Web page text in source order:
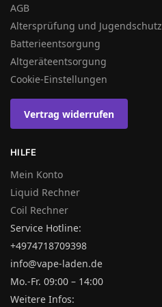
AGB
Altersprüfung und Jugendschutz
Batterieentsorgung
Altgeräteentsorgung
Cookie-Einstellungen
Vertrag widerrufen
HILFE
Mein Konto
Liquid Rechner
Coil Rechner
Service Hotline:
+4974718709398
info@vape-laden.de
Mo.-Fr. 09:00 – 14:00
Weitere Infos: